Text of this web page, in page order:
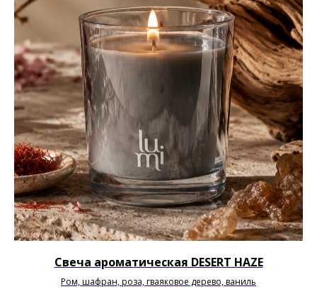
Свеча ароматическая DESERT HAZE
Ром, шафран, роза, гваяковое дерево, ваниль